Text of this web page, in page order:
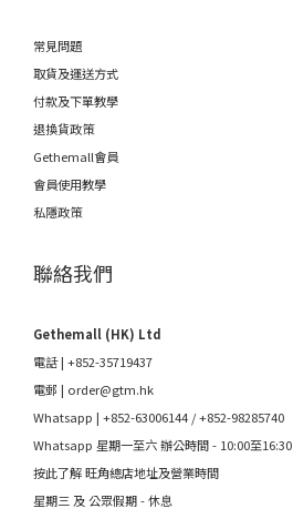
常見問題
取貨及運送方式
付款及下單教學
退換貨政策
Gethemall會員
會員使用教學
私隱政策
聯絡我們
Gethemall (HK) Ltd
電話 | +852-35719437
電郵 | order@gtm.hk
Whatsapp | +852-63006144 /+852-98285740
Whatsapp 星期一至六 辦公時間 - 10:00至16:30
按此了解 旺角總店地址及營業時間
星期三 及 公眾假期 - 休息